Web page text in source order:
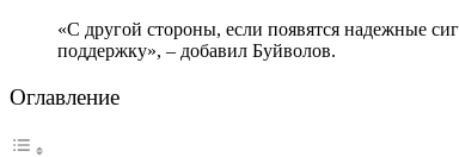
«С другой стороны, если появятся надежные
поддержку», – добавил Буйволов.
Оглавление